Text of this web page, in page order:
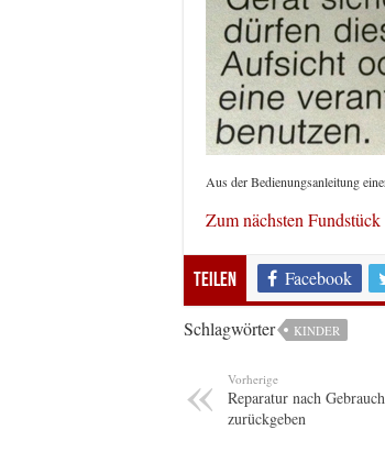
Aus der Bedienungsanleitung
Zum nächsten Fundstück
Teilen Facebook
Schlagwörter KINDER
Vorherige
Reparatur nach
zurückgeben